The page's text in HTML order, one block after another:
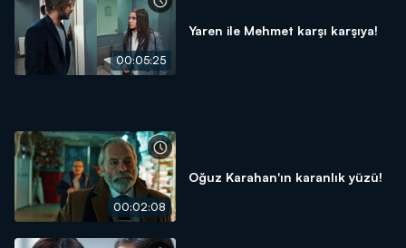
00:05:25
Yaren ile Mehmet karşı karşıya!
00:02:08
Oğuz Karahan'ın karanlık yüzü!